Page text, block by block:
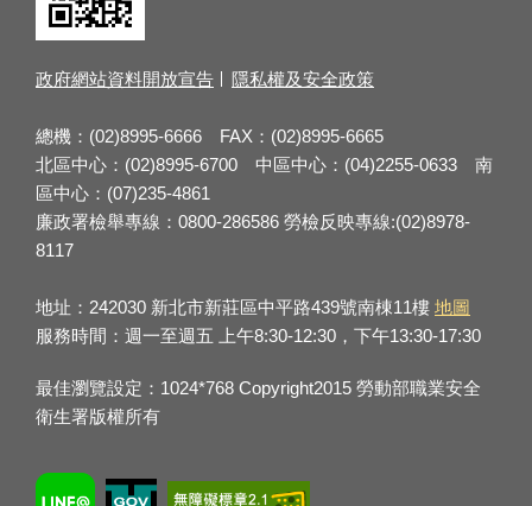
政府網站資料開放宣告 隱私權及安全政策
總機：(02)8995-6666 FAX：(02)8995-6665
北區中心：(02)8995-6700 中區中心：(04)2255-0633 南
區中心：(07)235-4861
廉政署檢舉專線：0800-286586 勞檢反映專線:(02)8978-
8117
地址：242030 新北市新莊區中平路439號南棟11樓 地圖
服務時間：週一至週五 上午8:30-12:30，下午13:30-17:30
最佳瀏覽設定：1024*768 Copyright2015 勞動部職業安全
衛生署版權所有